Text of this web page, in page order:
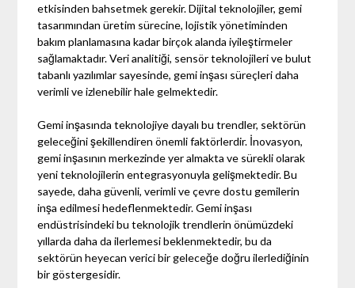
etkisinden bahsetmek gerekir. Dijital teknolojiler, gemi
tasarımından üretim sürecine, lojistik yönetiminden
bakım planlamasına kadar birçok alanda iyileştirmeler
sağlamaktadır. Veri analitiği, sensör teknolojileri ve bulut
tabanlı yazılımlar sayesinde, gemi inşası süreçleri daha
verimli ve izlenebilir hale gelmektedir.
Gemi inşasında teknolojiye dayalı bu trendler, sektörün
geleceğini şekillendiren önemli faktörlerdir. İnovasyon,
gemi inşasının merkezinde yer almakta ve sürekli olarak
yeni teknolojilerin entegrasyonuyla gelişmektedir. Bu
sayede, daha güvenli, verimli ve çevre dostu gemilerin
inşa edilmesi hedeflenmektedir. Gemi inşası
endüstrisindeki bu teknolojik trendlerin önümüzdeki
yıllarda daha da ilerlemesi beklenmektedir, bu da
sektörün heyecan verici bir geleceğe doğru ilerlediğinin
bir göstergesidir.